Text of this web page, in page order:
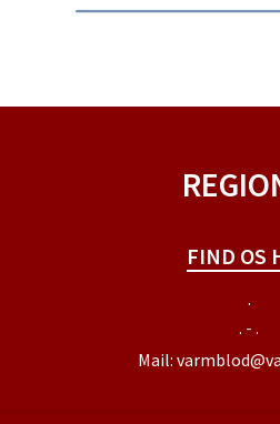
FIND OS
.
. - .
Mail: